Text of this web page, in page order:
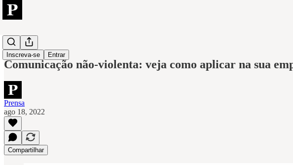
Inscreva-se Entrar
People
Comunicação não-violenta: veja como aplicar na sua
Prensa
ago 18, 2022
Compartilhar